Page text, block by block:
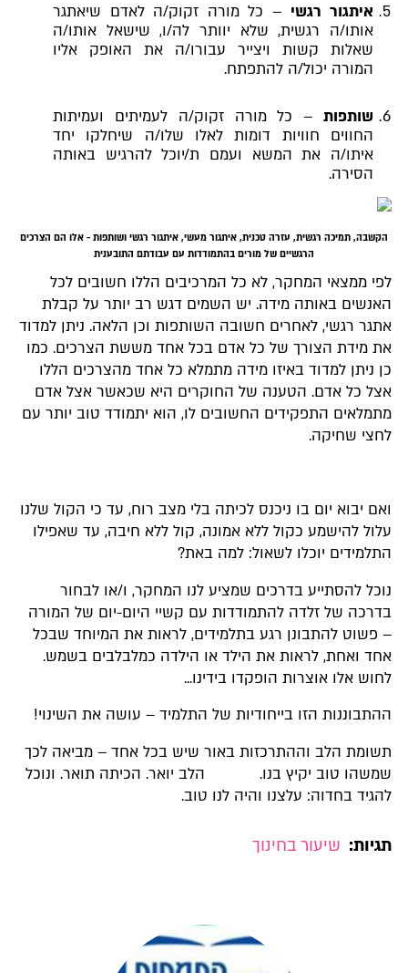
איתגור רגשי – כל מורה זקוק/ה לאדם שיאתגר
אותו/ה רגשית, שלא יוותר לה/ו, שישאל אותו/ה
שאלות קשות ויצייר עבורו/ה את האופק אליו
המורה יכול/ה להתפתח.
שותפות– כל מורה זקוק/ה לעמיתים ועמיתות
החווים חוויות דומות לאלו שלו/ה שיחלקו יחד
איתו/ה את המשא ועמם ת/יוכל להרגיש באותה
הסירה.
הקשבה, תמיכה רגשית, עזרה טכנית, איתגור מעשי, איתגור רגשי ושותפות - אלו הם הצרכים
הרגשיים של מורים בהתמודדות עם עבודתם התובענית
לפי ממצאי המחקר, לא כל המרכיבים הללו חשובים לכל
האנשים באותה מידה. יש השמים דגש רב יותר על קבלת
אתגר רגשי, לאחרים חשובה השותפות וכן הלאה. ניתן למדוד
את מידת הצורך של כל אדם בכל אחד מששת הצרכים. כמו
כן ניתן למדוד באיזו מידה מתמלא כל אחד מהצרכים הללו
אצל כל אדם. הטענה של החוקרים היא שכאשר אצל אדם
מתמלאים התפקידים החשובים לו, הוא יתמודד טוב יותר עם
לחצי שחיקה.
ואם יבוא יום בו ניכנס לכיתה בלי מצב רוח, עד כי הקול שלנו
עלול להישמע כקול ללא אמונה, קול ללא חיבה, עד שאפילו
התלמידים יוכלו לשאול: למה באת?
נוכל להסתייע בדרכים שמציע לנו המחקר, ו/או לבחור
בדרכה של זלדה להתמודדות עם קשיי היום-יום של המורה
– פשוט להתבונן רגע בתלמידים, לראות את המיוחד שבכל
אחד ואחת, לראות את הילד או הילדה כמלבלבים בשמש.
לחוש אלו אוצרות הופקדו בידינו...
ההתבוננות הזו בייחודיות של התלמיד – עושה את השינוי!
תשומת הלב וההתרכזות באור שיש בכל אחד – מביאה לכך
שמשהו טוב יקיץ בנו. הלב יואר. הכיתה תואר. ונוכל
להגיד בחדוה: עלצנו והיה לנו טוב.
תגיות: שיעור בחינוך